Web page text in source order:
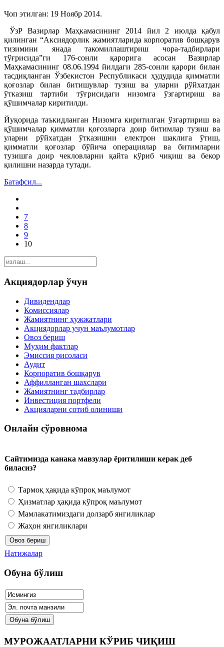
Чоп этилган: 19 Ноябр 2014.
ЎзР Вазирлар Маҳкамасининг 2014 йил 2 июлда қабул
қилинган “Аксиядорлик жамиятларида корпоратив бошқарув
тизимини янада такомиллаштириш чора-тадбирлари
тўғрисида”ги 176-сонли қарорига асосан Вазирлар
Маҳкамасининг 08.06.1994 йилдаги 285-сонли қарори билан
тасдиқланган Ўзбекистон Республикаси ҳудудида қимматли
қоғозлар билан битишувлар тузиш ва уларни рўйхатдан
ўтказиш тартиби тўғрисидаги низомга ўзгартириш ва
қўшимчалар киритилди.
Йуқорида таъкидланган Низомга киритилган ўзгартириш ва
қўшимчалар қимматли қоғозларга доир битимлар тузиш ва
уларни рўйхатдан ўтказишни електрон шаклига ўтиш,
қимматли қоғозлар бўйича операциялар ва битимларни
тузишга доир чекловларни қайта кўриб чиқиш ва бекор
қилишни назарда тутади.
Батафсил...
7
8
9
10
Акциядорлар ўчун
Дивидендлар
Комиссиялар
Жамиятнинг ҳужжатлари
Акциядорлар учун маълумотлар
Овоз бериш
Муҳим фактлар
Эмиссия рисоласи
Аудит
Корпоратив бошқарув
Аффилланган шахслари
Жамиятнинг тадбирлар
Инвестиция портфели
Акцияларни сотиб олиниши
Онлайн сўровнома
Сайтимизда канака мавзулар ёритилиши керак деб
биласиз?
Тармоқ ҳақида кўпроқ маълумот
Ҳизматлар ҳақида кўпроқ маълумот
Мамлакатимиздаги долзарб янгиликлар
Жаҳон янгиликлари
Натижалар
Обуна бўлиш
МУРОЖААТЛАРНИ КЎРИБ ЧИҚИШ